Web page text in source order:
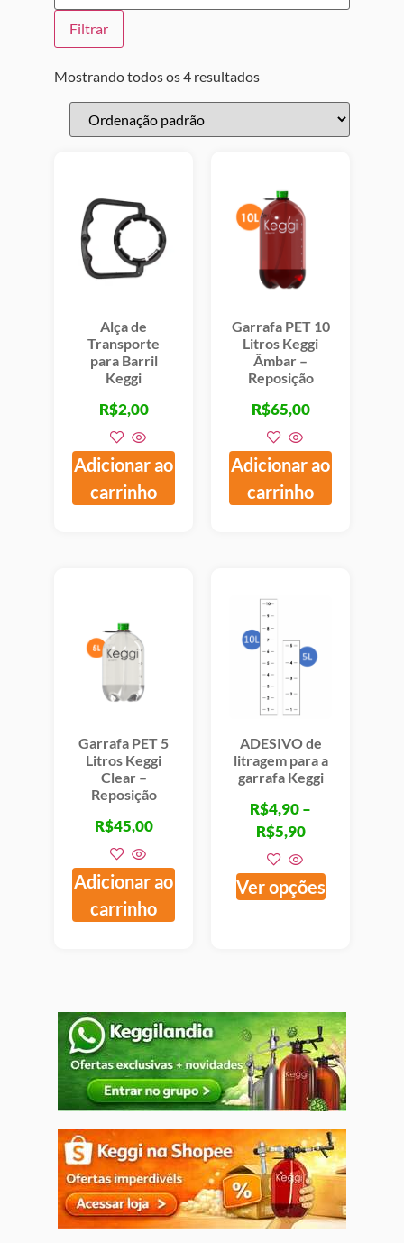
Filtrar
Mostrando todos os 4 resultados
Alça de
Transporte
para Barril
Keggi
R$2,00
Adicionar ao
carrinho
Garrafa PET 10
Litros Keggi
Âmbar –
Reposição
R$65,00
Adicionar ao
carrinho
Garrafa PET 5
Litros Keggi
Clear –
Reposição
R$45,00
Adicionar ao
carrinho
ADESIVO de
litragem para a
garrafa Keggi
R$4,90–
R$5,90
Ver opções